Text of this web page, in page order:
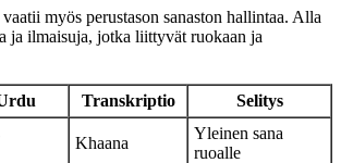
myös perustason sanaston hallintaa. Alla
ja ilmaisuja, jotka liittyvät ruokaan ja
Transkriptio Selitys
Khaana
Yleinen sana
ruoalle